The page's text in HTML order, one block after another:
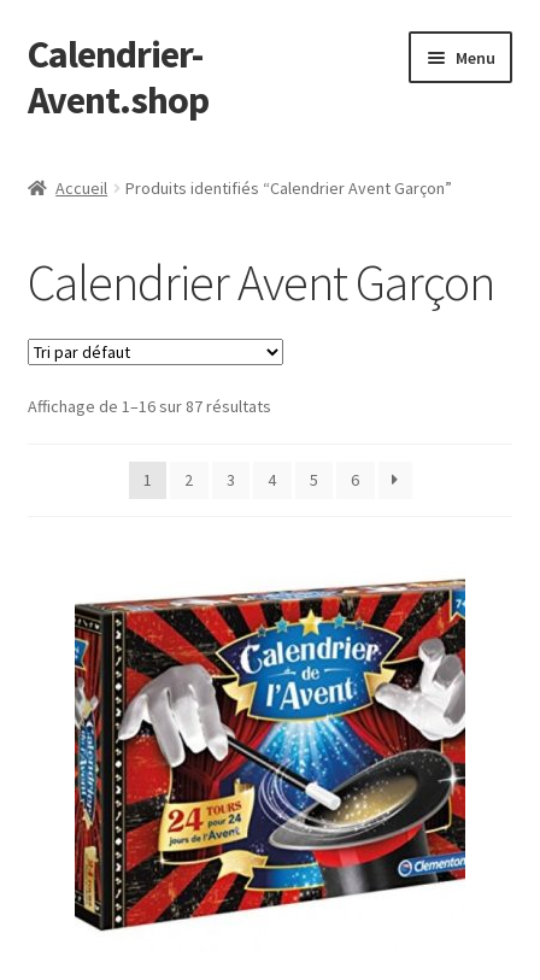
Aller
à
la
Aller
au
contenu
Calendrier-
Avent.shop
Menu
Mon compte
Page d’exemple
Panier
Validation de la commande
Accueil Produits identifiés “Calendrier Avent Garçon”
Calendrier Avent Garçon
Affichage de 1–16 sur 87 résultats
1 2 3 4 5 6